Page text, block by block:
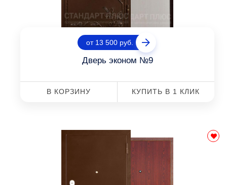
от 13 500 руб.
Дверь эконом №9
В КОРЗИНУ КУПИТЬ В 1 КЛИК